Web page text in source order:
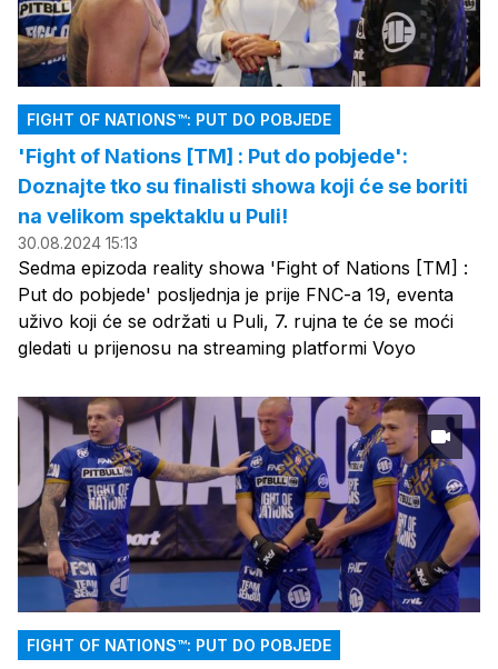
FIGHT OF NATIONS™: PUT DO POBJEDE
'Fight of Nations [TM] : Put do pobjede':
Doznajte tko su finalisti showa koji će se boriti
na velikom spektaklu u Puli!
30.08.2024 15:13
Sedma epizoda reality showa 'Fight of Nations [TM] :
Put do pobjede' posljednja je prije FNC-a 19, eventa
uživo koji će se održati u Puli, 7. rujna te će se moći
gledati u prijenosu na streaming platformi Voyo
FIGHT OF NATIONS™: PUT DO POBJEDE